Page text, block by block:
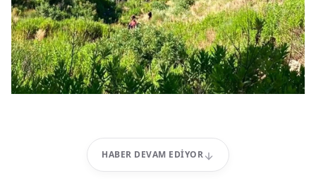
HABER DEVAM EDIYOR